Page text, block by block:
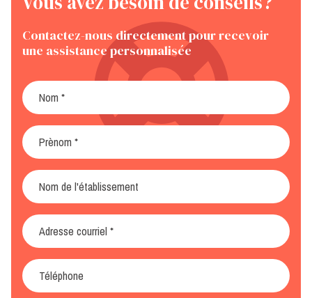
Contactez-nous directement pour recevoir
une assistance personnalisée